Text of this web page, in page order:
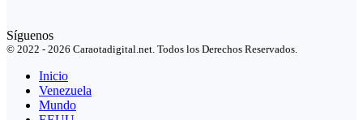
Síguenos
© 2022 - 2026 Caraotadigital.net. Todos los Derechos Reservados.
Inicio
Venezuela
Mundo